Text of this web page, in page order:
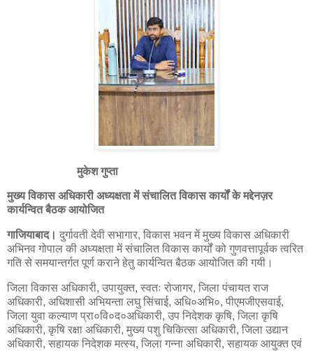
मुकेश गुप्ता
मुख्य विकास अधिकारी अध्यक्षता में संचालित विकास कार्यों के मद्देनज़र
कार्यन्वित बैठक आयोजित
गाजियाबाद। दुर्गावती देवी सभागार, विकास भवन में मुख्य विकास अधिकारी
अभिनव गोपाल की अध्यक्षता में संचालित विकास कार्यों को गुणवत्तापूर्वक त्वरित
ग​ति से समयान्तर्गत पूर्ण कराने हेतु कार्यन्वित बैठक आयोजित की गयी।
जिला विकास अधिकारी, उपायुक्त, स्वतः रोजागर, जिला पंचायत राज
अधिकारी, अधिशासी अभियन्ता लघु सिंचाई, अधि०अभि०, पीएमजीएसवाई,
जिला युवा कल्याण प्रा०वि०द०अधिकारी, उप निदेशक कृषि, जिला कृषि
अधिकारी, कृषि रक्षा अधिकारी, मुख्य पशु चिकित्सा अधिकारी, जिला उद्यान
अधिकारी, सहायक निदेशक मत्स्य, जिला गन्ना अधिकारी, सहायक आयुक्त एवं